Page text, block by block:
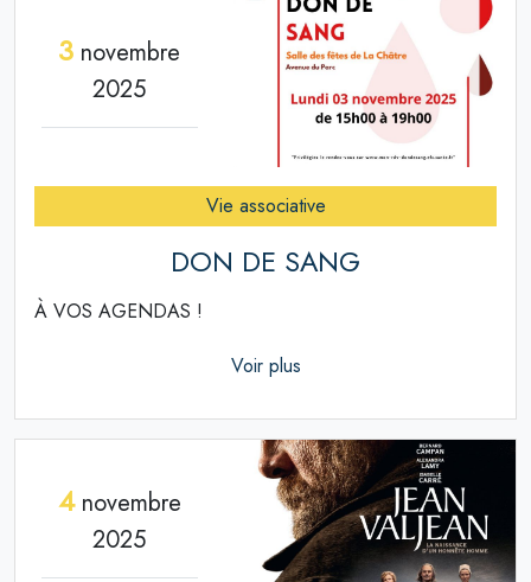
3 novembre
2025
Vie associative
DON DE SANG
À VOS AGENDAS !
Voir plus
4novembre
2025